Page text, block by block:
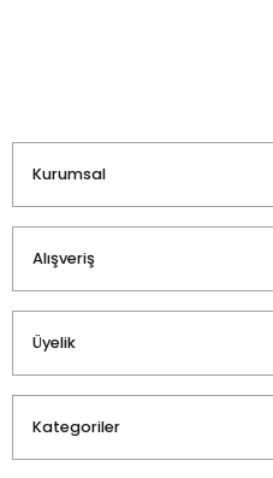
Kurumsal
Alışveriş
Üyelik
Kategoriler